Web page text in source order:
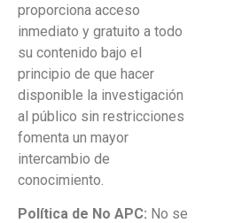
proporciona acceso
inmediato y gratuito a todo
su contenido bajo el
principio de que hacer
disponible la investigación
al público sin restricciones
fomenta un mayor
intercambio de
conocimiento.
Política de No APC: No se